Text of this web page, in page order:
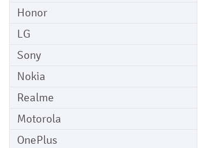
Honor
LG
Sony
Nokia
Realme
Motorola
OnePlus